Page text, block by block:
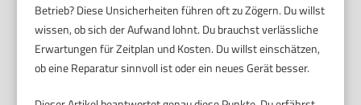
Betrieb? Diese Unsicherheiten führen oft zu Zögern. Du willst
wissen, ob sich der Aufwand lohnt. Du brauchst verlässliche
Erwartungen für Zeitplan und Kosten. Du willst einschätzen,
ob eine Reparatur sinnvoll ist oder ein neues Gerät besser.